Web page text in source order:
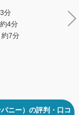
分
4分
約7分
ニー）の評判・口コ